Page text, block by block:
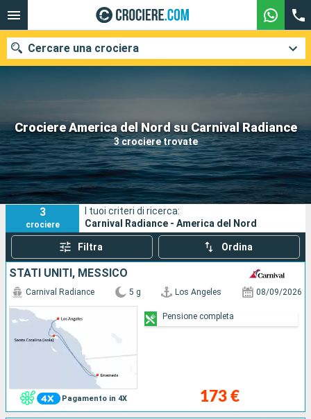
Crociere America del Nord su Carnival Radiance
3 crociere trovate
Cercare una crociera
Le nostre destinazioni
Mesi di partenza
Porti Compagnie
Ricerca
3
crociere
I tuoi criteri di ricerca:
Carnival Radiance - America del Nord
Filtra Ordina
STATI UNITI, MESSICO
Pagamento in 4X
Carnival Radiance 5 g Los Angeles 08/09/2026
173 €
Pensione completa